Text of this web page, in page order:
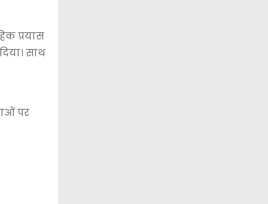
प्रयास
साथ
पर